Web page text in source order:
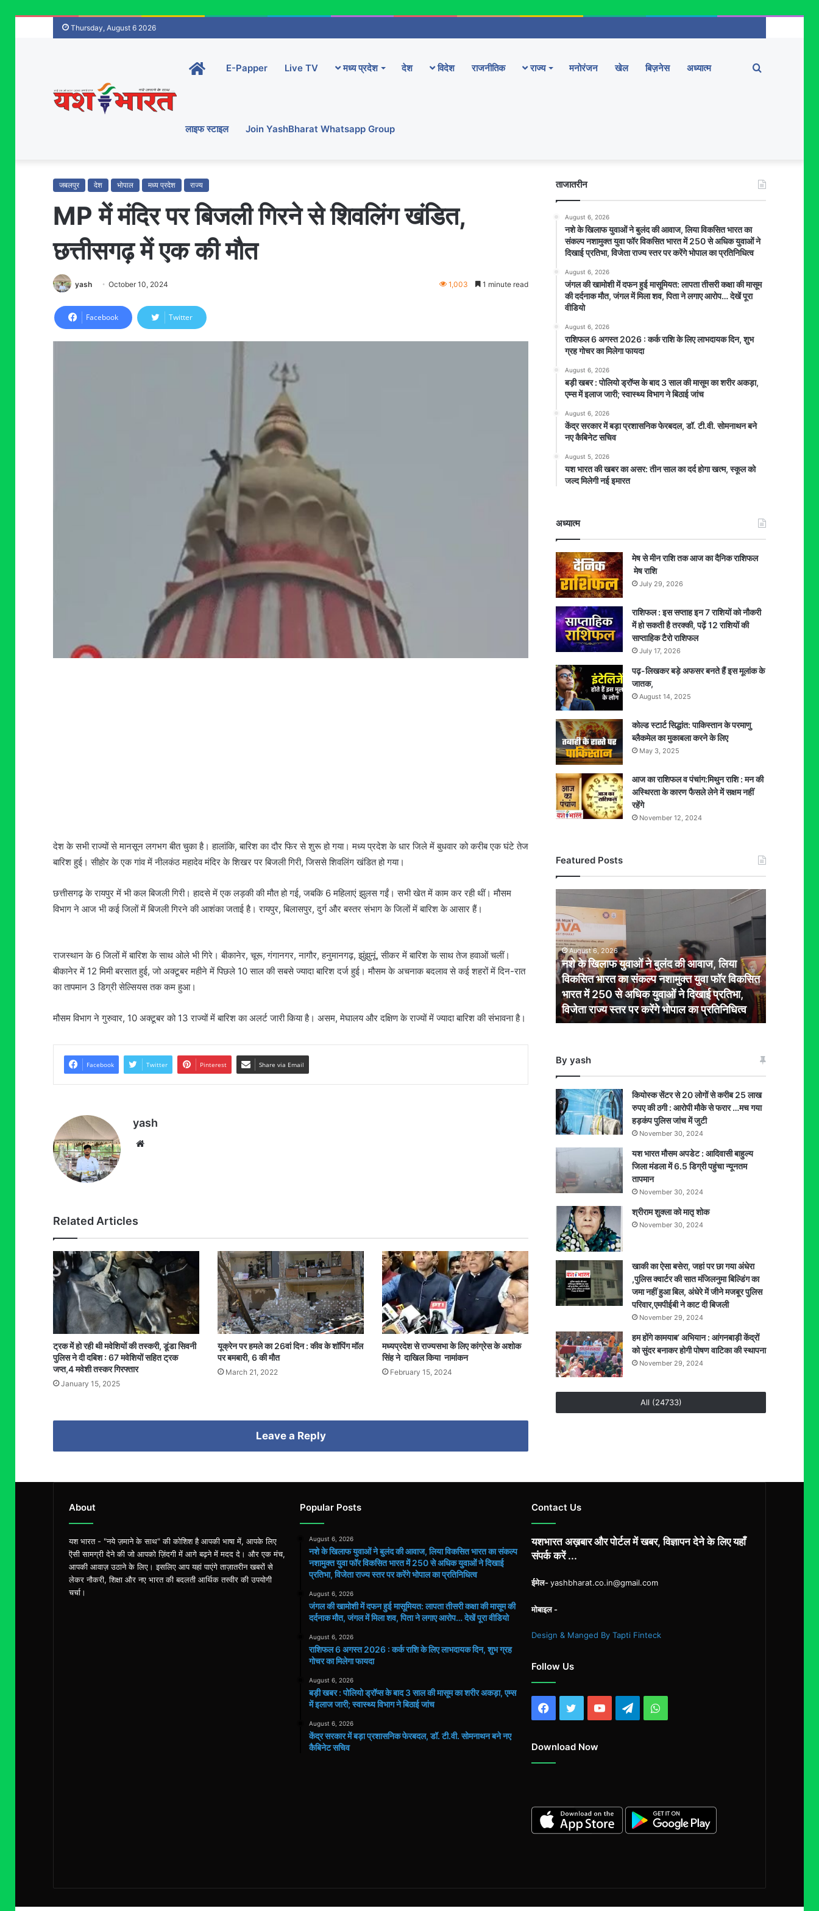
Thursday, August 6 2026
Home-
main
E-Papper Live TV मध्य प्रदेश देश विदेश राजनीतिक राज्य मनोरंजन खेल बिज़नेस अध्यात्म
लाइफ स्टाइल Join YashBharat Whatsapp Group
Search
जबलपुर देश भोपाल मध्य प्रदेश राज्य
MP में मंदिर पर बिजली गिरने से शिवलिंग खंडित,
छत्तीसगढ़ में एक की मौत
yash October 10, 2024 1,003 1 minute read
Facebook Twitter
देश के सभी राज्यों से मानसून लगभग बीत चुका है। हालांकि, बारिश का दौर फिर से शुरू हो गया। मध्य प्रदेश के धार जिले में बुधवार को करीब एक घंटे तेज
बारिश हुई। सीहोर के एक गांव में नीलकंठ महादेव मंदिर के शिखर पर बिजली गिरी, जिससे शिवलिंग खंडित हो गया।
छत्तीसगढ़ के रायपुर में भी कल बिजली गिरी। हादसे में एक लड़की की मौत हो गई, जबकि 6 महिलाएं झुलस गईं। सभी खेत में काम कर रही थीं। मौसम
विभाग ने आज भी कई जिलों में बिजली गिरने की आशंका जताई है। रायपुर, बिलासपुर, दुर्ग और बस्तर संभाग के जिलों में बारिश के आसार हैं।
राजस्थान के 6 जिलों में बारिश के साथ ओले भी गिरे। बीकानेर, चूरू, गंगानगर, नागौर, हनुमानगढ़, झुंझुनूं, सीकर में बारिश के साथ तेज हवाओं चलीं।
बीकानेर में 12 मिमी बरसात हुई, जो अक्टूबर महीने में पिछले 10 साल की सबसे ज्यादा बारिश दर्ज हुई। मौसम के अचनाक बदलाव से कई शहरों में दिन-रात
का तापमान 3 डिग्री सेल्सियस तक कम हुआ।
मौसम विभाग ने गुरुवार, 10 अक्टूबर को 13 राज्यों में बारिश का अलर्ट जारी किया है। असम, मेघालय और दक्षिण के राज्यों में ज्यादा बारिश की संभावना है।
Facebook Twitter Pinterest Share via Email
yash
Website
Related Articles
ट्रक में हो रही थी मवेशियों की तस्करी, डूंडा सिवनी
पुलिस ने दी दबिश : 67 मवेशियों सहित ट्रक
जप्त,4 मवेशी तस्कर गिरफ्तार
January 15, 2025
यूक्रेन पर हमले का 26वां दिन : कीव के शॉपिंग मॉल
पर बमबारी, 6 की मौत
March 21, 2022
मध्यप्रदेश से राज्यसभा के लिए कांग्रेस के अशोक
सिंह ने दाखिल किया नामांकन
February 15, 2024
Leave a Reply
ताजातरीन
August 6, 2026
नशे के खिलाफ युवाओं ने बुलंद की आवाज, लिया विकसित भारत का
संकल्प नशामुक्त युवा फॉर विकसित भारत में 250 से अधिक युवाओं ने
दिखाई प्रतिभा, विजेता राज्य स्तर पर करेंगे भोपाल का प्रतिनिधित्व
August 6, 2026
जंगल की खामोशी में दफन हुई मासूमियत: लापता तीसरी कक्षा की मासूम
की दर्दनाक मौत, जंगल में मिला शव, पिता ने लगाए आरोप… देखें पूरा
वीडियो
August 6, 2026
राशिफल 6 अगस्त 2026 : कर्क राशि के लिए लाभदायक दिन, शुभ
ग्रह गोचर का मिलेगा फायदा
August 6, 2026
बड़ी खबर : पोलियो ड्रॉप्स के बाद 3 साल की मासूम का शरीर अकड़ा,
एम्स में इलाज जारी; स्वास्थ्य विभाग ने बिठाई जांच
August 6, 2026
केंद्र सरकार में बड़ा प्रशासनिक फेरबदल, डॉ. टी.वी. सोमनाथन बने
नए कैबिनेट सचिव
August 5, 2026
यश भारत की खबर का असर: तीन साल का दर्द होगा खत्म, स्कूल को
जल्द मिलेगी नई इमारत
अध्यात्म
मेष से मीन राशि तक आज का दैनिक राशिफल
मेष राशि
July 29, 2026
राशिफल : इस सप्ताह इन 7 राशियों को नौकरी
में हो सकती है तरक्की, पढ़ें 12 राशियों की
साप्ताहिक टैरो राशिफल
July 17, 2026
पढ़-लिखकर बड़े अफसर बनते हैं इस मूलांक के
जातक,
August 14, 2025
कोल्ड स्टार्ट सिद्धांत: पाकिस्तान के परमाणु
ब्लैकमेल का मुकाबला करने के लिए
May 3, 2025
आज का राशिफल व पंचांग:मिथुन राशि : मन की
अस्थिरता के कारण फैसले लेने में सक्षम नहीं
रहेंगे
November 12, 2024
Featured Posts
के
खिलाफ
युवाओं
ने
बुलंद
की
आवाज,
लिया
विकसित
भारत
नशामुक्त
युवा
विकसित
भारत
में
250
से
अधिक
युवाओं
ने
प्रतिभा,
विजेता
राज्य
स्तर
करेंगे
भोपाल
का
August 6, 2026
नशे के खिलाफ युवाओं ने बुलंद की आवाज, लिया
विकसित भारत का संकल्प नशामुक्त युवा फॉर विकसित
भारत में 250 से अधिक युवाओं ने दिखाई प्रतिभा,
विजेता राज्य स्तर पर करेंगे भोपाल का प्रतिनिधित्व
By yash
कियोस्क सेंटर से 20 लोगों से करीब 25 लाख
रुपए की ठगी : आरोपी मौके से फरार …मच गया
हड़कंप पुलिस जांच में जुटी
November 30, 2024
यश भारत मौसम अपडेट : आदिवासी बाहुल्य
जिला मंडला में 6.5 डिग्री पहुंचा न्यूनतम
तापमान
November 30, 2024
श्रीराम शुक्ला को मातृ शोक
November 30, 2024
खाकी का ऐसा बसेरा, जहां पर छा गया अंधेरा
,पुलिस क्वार्टर की सात मंजिलनुमा बिल्डिंग का
जमा नहीं हुआ बिल, अंधेरे में जीने मजबूर पुलिस
परिवार,एमपीईबी ने काट दी बिजली
November 29, 2024
हम होंगे कामयाब’ अभियान : आंगनबाड़ी केंद्रों
को सुंदर बनाकर होगी पोषण वाटिका की स्थापना
November 29, 2024
All (24733)
About
यश भारत - "नये ज़माने के साथ" की कोशिश है आपकी भाषा में, आपके लिए
ऎसी सामग्री देने की जो आपको ज़िंदगी में आगे बढ़ने में मदद दे। और एक मंच,
आपकी आवाज़ उठाने के लिए। इसलिए आप यहां पाएंगे ताज़ातरीन खबरों से
लेकर नौकरी, शिक्षा और नए भारत की बदलती आर्थिक तस्वीर की उपयोगी
चर्चा।
Popular Posts
August 6, 2026
नशे के खिलाफ युवाओं ने बुलंद की आवाज, लिया विकसित भारत का संकल्प
नशामुक्त युवा फॉर विकसित भारत में 250 से अधिक युवाओं ने दिखाई
प्रतिभा, विजेता राज्य स्तर पर करेंगे भोपाल का प्रतिनिधित्व
August 6, 2026
जंगल की खामोशी में दफन हुई मासूमियत: लापता तीसरी कक्षा की मासूम की
दर्दनाक मौत, जंगल में मिला शव, पिता ने लगाए आरोप… देखें पूरा वीडियो
August 6, 2026
राशिफल 6 अगस्त 2026 : कर्क राशि के लिए लाभदायक दिन, शुभ ग्रह
गोचर का मिलेगा फायदा
August 6, 2026
बड़ी खबर : पोलियो ड्रॉप्स के बाद 3 साल की मासूम का शरीर अकड़ा, एम्स
में इलाज जारी; स्वास्थ्य विभाग ने बिठाई जांच
August 6, 2026
केंद्र सरकार में बड़ा प्रशासनिक फेरबदल, डॉ. टी.वी. सोमनाथन बने नए
कैबिनेट सचिव
Contact Us
यशभारत अख़बार और पोर्टल में खबर, विज्ञापन देने के लिए यहाँ
संपर्क करें ...
ईमेल-yashbharat.co.in@gmail.com
मोबाइल -
Design & Manged By Tapti Finteck
Follow Us
Facebook
TwitterYouTubeTelegramWhatsApp
Download Now